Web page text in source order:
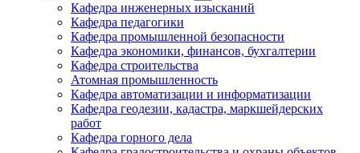
Кафедра инженерных изысканий
Кафедра педагогики
Кафедра промышленной безопасности
Кафедра экономики, финансов, бухгалтерии
Кафедра строительства
Атомная промышленность
Кафедра автоматизации и информатизации
Кафедра геодезии, кадастра, маркшейдерских
работ
Кафедра горного дела